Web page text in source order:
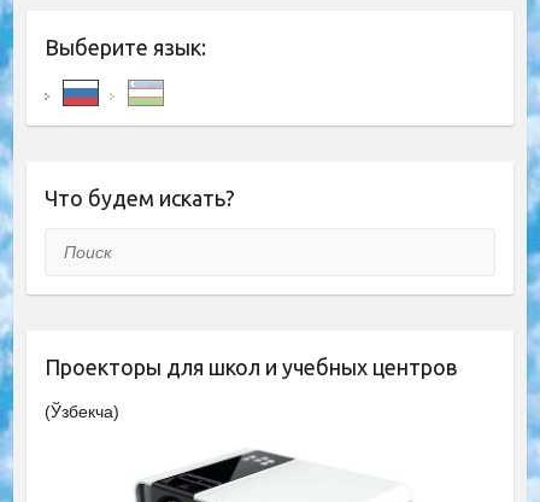
Выберите язык:
Что будем искать?
Поиск
Проекторы для школ и учебных центров
(Ўзбекча)